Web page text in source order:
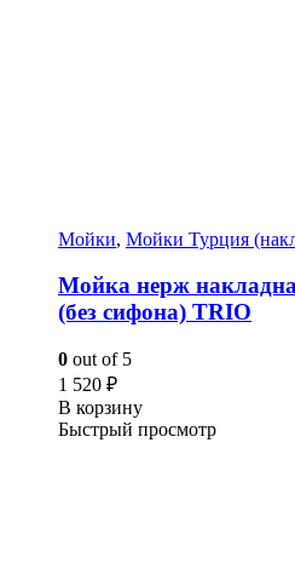
Мойки, Мойки Турция
Мойка нерж
(без сифона) TRIO
0 out of 5
1 520 ₽
В корзину
Быстрый просмотр